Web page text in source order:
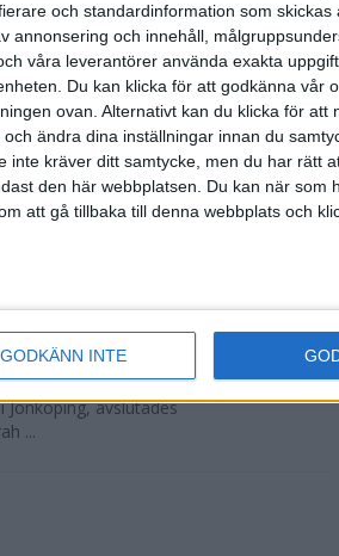
och standardinformation som skickas
annonsering och innehåll,
våra leverantörer använda exakta
Du kan klicka för att godkänna vår
ovan. Alternativt kan du klicka för att
ändra dina inställningar innan du
inte kräver ditt samtycke, men du har rätt
den här webbplatsen. Du kan när som
att gå tillbaka till denna webbplats och
GODKÄNN INTE
och damklassen i
Marathon som
cirka 12 ...
kända maratonlopp
cirka 50 000 deltagare
guld i seniorklassen i
avslutades
...